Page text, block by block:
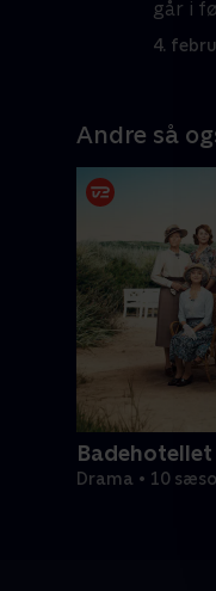
går i
4.
Andre så
Badehotellet
Drama • 10